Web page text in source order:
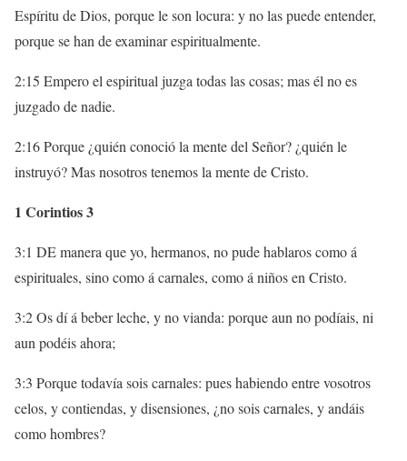
Espíritu de Dios, porque le son locura: y no las puede entender,
porque se han de examinar espiritualmente.
2:15 Empero el espiritual juzga todas las cosas; mas él no es
juzgado de nadie.
2:16 Porque ¿quién conoció la mente del Señor? ¿quién le
instruyó? Mas nosotros tenemos la mente de Cristo.
1 Corintios 3
3:1 DE manera que yo, hermanos, no pude hablaros como á
espirituales, sino como á carnales, como á niños en Cristo.
3:2 Os dí á beber leche, y no vianda: porque aun no podíais, ni
aun podéis ahora;
3:3 Porque todavía sois carnales: pues habiendo entre vosotros
celos, y contiendas, y disensiones, ¿no sois carnales, y andáis
como hombres?